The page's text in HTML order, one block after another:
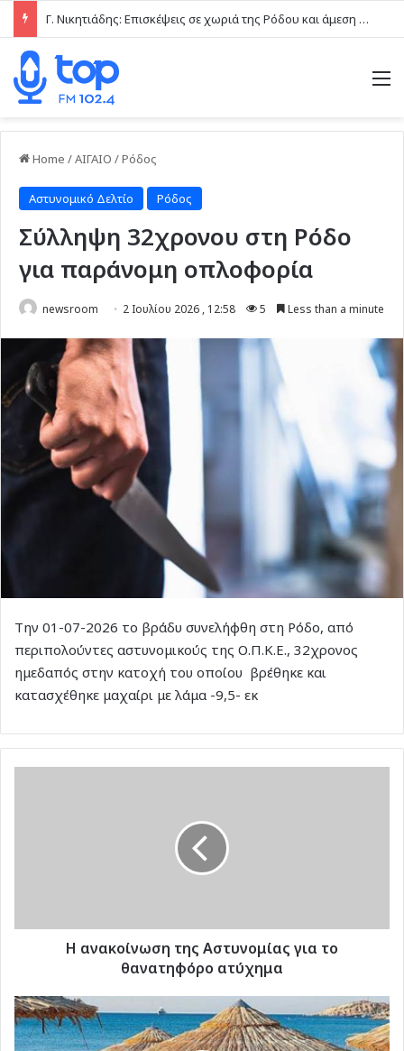
Γ. Νικητιάδης: Επισκέψεις σε χωριά της Ρόδου και άμεση επαφή με τις τοπικές κοινωνίες το τελευταίο δεκαήμερο
Home /ΑΙΓΑΙΟ /Ρόδος
Αστυνομικό Δελτίο Ρόδος
Σύλληψη 32χρονου στη Ρόδο
για παράνομη οπλοφορία
newsroom 2 Ιουλίου 2026 , 12:58 5 Less than a minute
Την 01-07-2026 το βράδυ συνελήφθη στη Ρόδο, από
περιπολούντες αστυνομικούς της Ο.Π.Κ.Ε., 32χρονος
ημεδαπός στην κατοχή του οποίου βρέθηκε και
κατασχέθηκε μαχαίρι με λάμα -9,5- εκ
H ανακοίνωση της Αστυνομίας για το
θανατηφόρο ατύχημα
Σύλληψη
65χρονου
στη